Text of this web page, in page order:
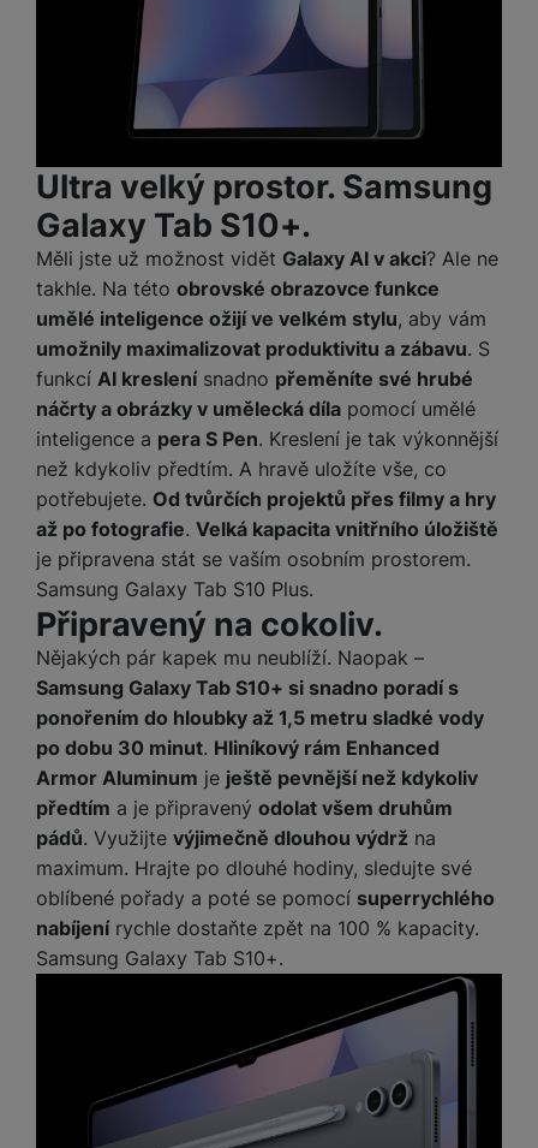
Ultra velký prostor. Samsung
Galaxy Tab S10+.
Měli jste už možnost vidět Galaxy AI v akci? Ale ne
takhle. Na této obrovské obrazovce funkce
umělé inteligence ožijí ve velkém stylu, aby vám
umožnily maximalizovat produktivitu a zábavu. S
funkcí AI kreslenísnadno přeměníte své hrubé
náčrty a obrázky v umělecká díla pomocí umělé
inteligence a pera S Pen. Kreslení je tak výkonnější
než kdykoliv předtím. A hravě uložíte vše, co
potřebujete. Od tvůrčích projektů přes filmy a hry
až po fotografie. Velká kapacita vnitřního úložiště
je připravena stát se vaším osobním prostorem.
Samsung Galaxy Tab S10 Plus.
Připravený na cokoliv.
Nějakých pár kapek mu neublíží. Naopak –
Samsung Galaxy Tab S10+ si snadno poradí s
ponořením do hloubky až 1,5 metru sladké vody
po dobu 30 minut. Hliníkový rám Enhanced
Armor Aluminum je ještě pevnější než kdykoliv
předtím a je připravený odolat všem druhům
pádů. Využijte výjimečně dlouhou výdrž na
maximum. Hrajte po dlouhé hodiny, sledujte své
oblíbené pořady a poté se pomocí superrychlého
nabíjenírychle dostaňte zpět na 100 % kapacity.
Samsung Galaxy Tab S10+.